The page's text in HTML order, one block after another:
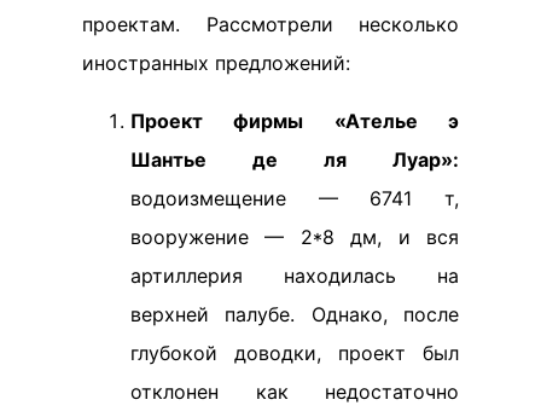
проектам. Рассмотрели несколько
иностранных предложений:
Проект фирмы «Ателье э
Шантье де ля Луар»:
водоизмещение — 6741 т,
вооружение — 2*8 дм, и вся
артиллерия находилась на
верхней палубе. Однако, после
глубокой доводки, проект был
отклонен как недостаточно